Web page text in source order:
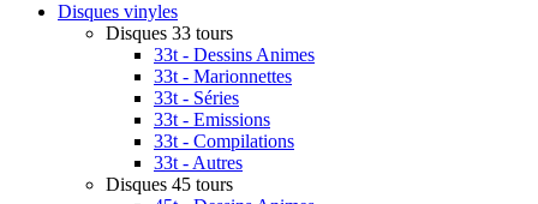
Disques vinyles
Disques 33 tours
33t - Dessins Animes
33t - Marionnettes
33t - Séries
33t - Emissions
33t - Compilations
33t - Autres
Disques 45 tours